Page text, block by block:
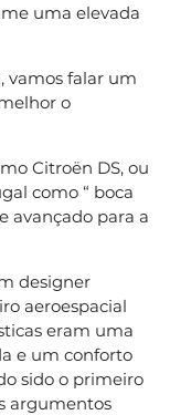
uma elevada
vamos falar um
o
Citroën DS, ou
como “ boca
avançado para a
designer
aeroespacial
eram uma
e um conforto
sido o primeiro
argumentos